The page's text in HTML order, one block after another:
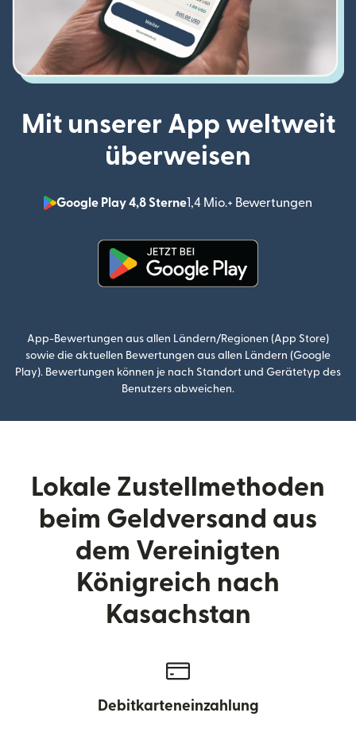
Mit unserer App weltweit
überweisen
Google Play 4,8 Sterne1,4 Mio.+ Bewertungen
App-Bewertungen aus allen Ländern/Regionen (App Store)
sowie die aktuellen Bewertungen aus allen Ländern (Google
Play). Bewertungen können je nach Standort und Gerätetyp des
Benutzers abweichen.
Lokale Zustellmethoden
beim Geldversand aus
dem Vereinigten
Königreich nach
Kasachstan
Debitkarteneinzahlung